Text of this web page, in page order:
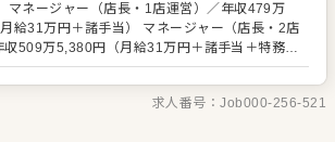
員という人も。 「色んな世代、前職の人がいて
頑張った分の評価が見えるのがいい」 「ガツガ
に喜んでもらってこそ…というスタンスがい
マネージャー（店長・1店運営）／年収479万
給31万円＋諸手当） マネージャー（店長・2店
収509万5,380円（月給31万円＋諸手当＋特務手
マネージャー（1店運営）／年収541万4,040円
円＋諸手当） シニアマネージャー（2店運営）
万4,040円（月給35万円＋諸手当＋特務手当）
求人番号：Job000-256-521